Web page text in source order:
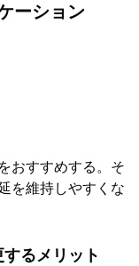
ーション
おすすめする。そ
を維持しやすくな
るメリット